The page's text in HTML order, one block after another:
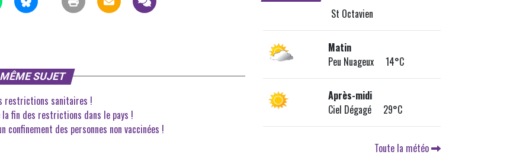
SUJET
restrictions sanitaires !
la fin des restrictions dans le pays !
confinement des personnes non vaccinées !
St Octavien
Matin
Peu Nuageux 14°C
Après-midi
Ciel Dégagé 29°C
Toute la météo